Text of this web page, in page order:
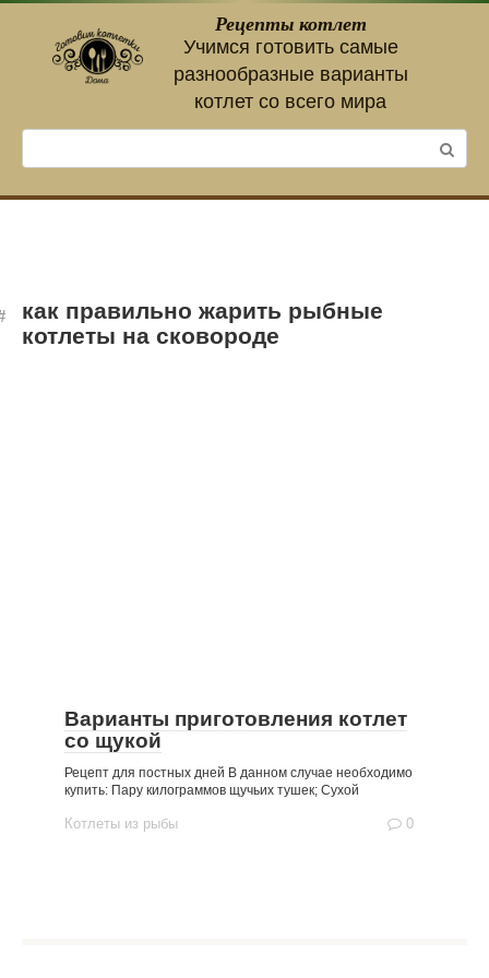
контенту
Рецепты котлет
Учимся готовить самые
разнообразные варианты
котлет со всего мира
как правильно жарить рыбные
котлеты на сковороде
Варианты приготовления котлет
со щукой
Рецепт для постных дней В данном случае необходимо
купить: Пару килограммов щучьих тушек; Сухой
Котлеты из рыбы 0